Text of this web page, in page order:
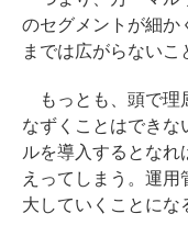
のセグメントが細か
までは広がらないこ
もっとも、頭で理
なずくことはできな
ルを導入するとな
えってしまう。運
大していくことにな